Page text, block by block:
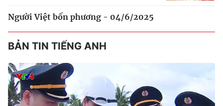
Người Việt bốn phương - 04/6/2025
BẢN TIN TIẾNG ANH